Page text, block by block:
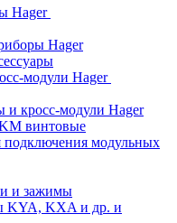
Hager
Hager
модули Hager
кросс-модули Hager
винтовые
модульных
и зажимы
KYA, KXA и др. и